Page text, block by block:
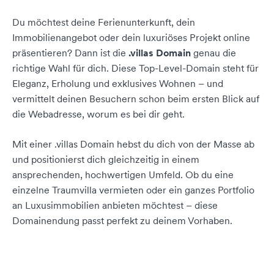
Du möchtest deine Ferienunterkunft, dein
Immobilienangebot oder dein luxuriöses Projekt online
präsentieren? Dann ist die .villas Domain genau die
richtige Wahl für dich. Diese Top-Level-Domain steht für
Eleganz, Erholung und exklusives Wohnen – und
vermittelt deinen Besuchern schon beim ersten Blick auf
die Webadresse, worum es bei dir geht.
Mit einer .villas Domain hebst du dich von der Masse ab
und positionierst dich gleichzeitig in einem
ansprechenden, hochwertigen Umfeld. Ob du eine
einzelne Traumvilla vermieten oder ein ganzes Portfolio
an Luxusimmobilien anbieten möchtest – diese
Domainendung passt perfekt zu deinem Vorhaben.